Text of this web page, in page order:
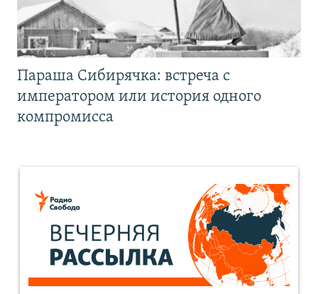
Параша Сибирячка: встреча с
императором или история одного
компромисса